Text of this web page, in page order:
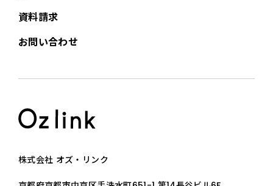
株式会社 オズ・リンク
資料請求
お問い合わせ